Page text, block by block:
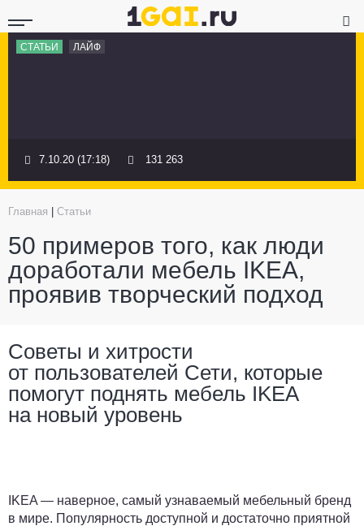
СТАТЬИ ЛАЙФ
7.10.20 (17:18) 131 263
Главная Статьи
50 примеров того, как люди
доработали мебель IKEA,
проявив творческий подход
Советы и хитрости
от пользователей Сети, которые
помогут поднять мебель IKEA
на новый уровень
IKEA — наверное, самый узнаваемый мебельный бренд
в мире. Популярность доступной и достаточно приятной